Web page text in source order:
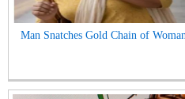
Man Snatches Gold Chain of